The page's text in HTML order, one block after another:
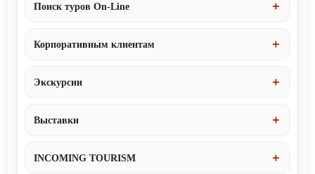
Поиск туров On-Line
Корпоративным клиентам
Экскурсии
Выставки
INCOMING TOURISM